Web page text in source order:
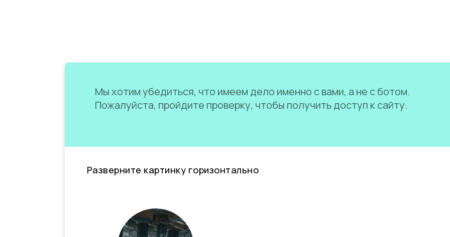
Мы хотим убедиться, что имеем дело именно с вами, а не с ботом.
Пожалуйста, пройдите проверку, чтобы получить доступ к сайту.
Разверните картинку горизонтально